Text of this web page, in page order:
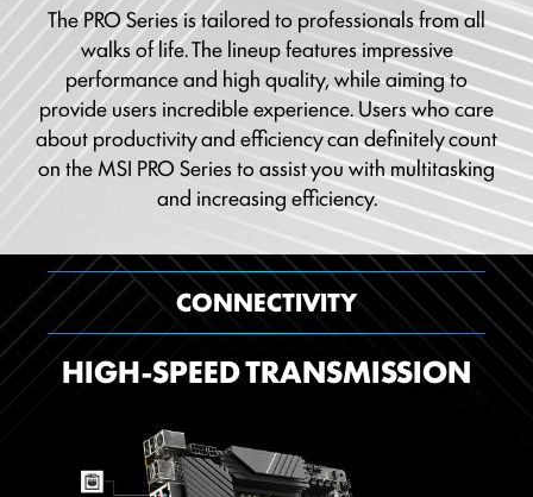
The PRO Series is tailored to professionals from all
walks of life. The lineup features impressive
performance and high quality, while aiming to
provide users incredible experience. Users who care
about productivity and efficiency can definitely count
on the MSI PRO Series to assist you with multitasking
and increasing efficiency.
CONNECTIVITY
HIGH-SPEED TRANSMISSION